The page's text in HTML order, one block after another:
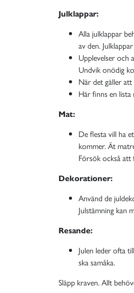
Julklappar:
Alla julklappar
av den.
Upplevelser och
Undvik onödig
När det gäller
Här finns en
Mat:
De flesta vill ha
kommer. Ät
Försök också att
Dekorationer:
Använd de
Julstämning kan
Resande:
Julen leder ofta
ska samåka.
Släpp kraven. Allt